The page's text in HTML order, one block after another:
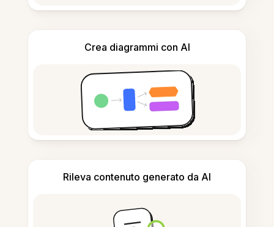
Crea diagrammi con AI
Rileva contenuto generato da AI